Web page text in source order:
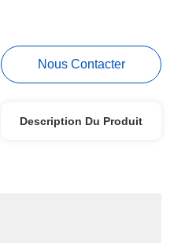
Nous Contacter
Description Du Produit